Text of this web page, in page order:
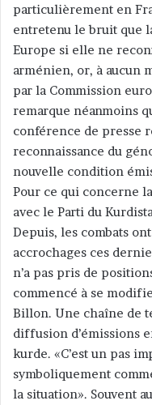
particulièrement en
entretenu le bruit que
Europe si elle ne
arménien, or, à aucun
par la Commission
remarque néanmoins
conférence de presse
reconnaissance du
nouvelle condition
Pour ce qui concerne
avec le Parti du
Depuis, les combats
accrochages ces
n’a pas pris de
commencé à se
Billon. Une chaîne de
diffusion d’émissions
kurde. «C’est un pas
symboliquement
la situation». Souvent